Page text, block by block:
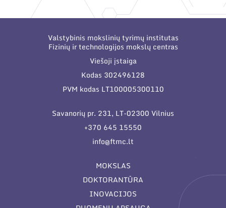
Valstybinis mokslinių tyrimų institutas
Fizinių ir technologijos mokslų centras
Viešoji įstaiga
Kodas 302496128
PVM kodas LT100005300110
Savanorių pr. 231, LT-02300 Vilnius
+370 645 15550
info@ftmc.lt
MOKSLAS
DOKTORANTŪRA
INOVACIJOS